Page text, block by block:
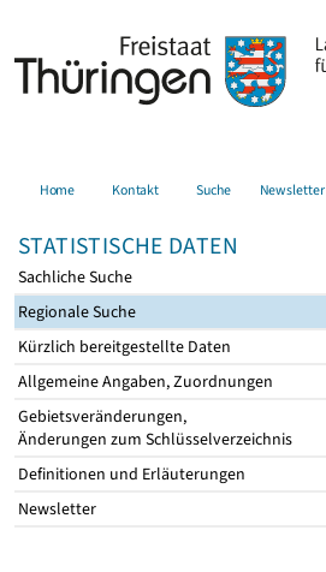
Home Kontakt Suche Newsletter
STATISTISCHE DATEN
Sachliche Suche
Regionale Suche
Kürzlich bereitgestellte Daten
Allgemeine Angaben, Zuordnungen
Gebietsveränderungen,
Änderungen zum Schlüsselverzeichnis
Definitionen und Erläuterungen
Newsletter